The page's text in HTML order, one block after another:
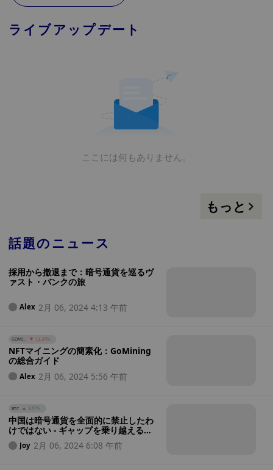
ライブアップデート
ここには何もありません。
もっと
話題のニュース
採用から撤退まで：暗号通貨を巡るヴ
ァスト・バンクの旅
Alex 2月 06, 2024 4:13 午前
GOMI... 11.37%
NFTマイニングの簡素化：GoMining
の総合ガイド
Alex 2月 06, 2024 5:56 午前
BTC 1.67%
中国は暗号通貨を全面的に禁止したわ
けではない - ギャップを乗り越えるた
めにJoy 2月 06, 2024 6:08 午前